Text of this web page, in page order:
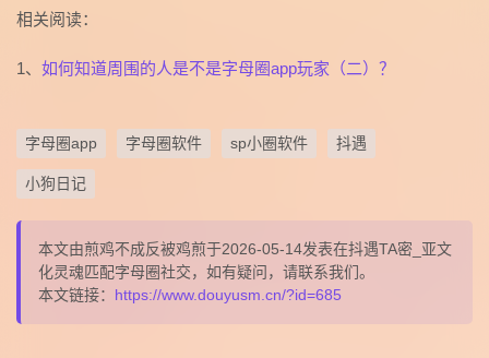
相关阅读：
1、 如何知道周围的人是不是字母圈app玩家（二）？
字母圈app 字母圈软件 sp小圈软件 抖遇
小狗日记
本文由煎鸡不成反被鸡煎于2026-05-14发表在抖遇TA密_亚文
化灵魂匹配字母圈社交，如有疑问，请联系我们。
本文链接： https://www.douyusm.cn/?id=685